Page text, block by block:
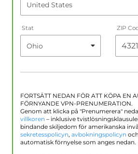
Stat ZIP
FORTSÄTT NEDAN FÖR ATT KÖPA EN
FÖRNYANDE VPN-PRENUMERATION.
Genom att klicka på "Prenumerera"
villkoren – inklusive
bindande skiljedom för amerikanska
sekretesspolicyn, avbokningspolicyn
automatisk förnyelse som anges nedan.